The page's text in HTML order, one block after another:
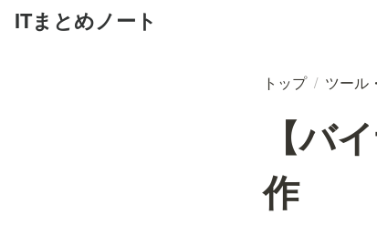
ITまとめノート
トップ / ツール
【バ
作